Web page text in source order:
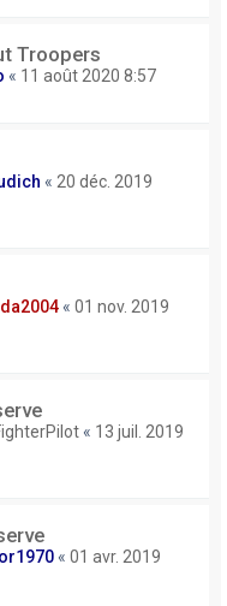
Troopers
« 11 août 2020 8:57
« 20 déc. 2019
« 01 nov. 2019
« 13 juil. 2019
« 01 avr. 2019